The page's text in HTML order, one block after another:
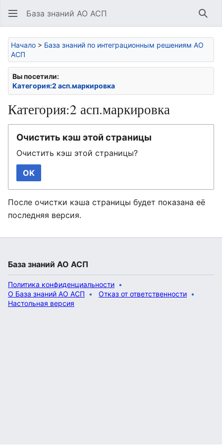
База знаний АО АСП
Начало > База знаний по интеграционным решениям АО
АСП
Вы посетили:
Категория:2 асп.маркировка
Категория:2 асп.маркировка
Очистить кэш этой страницы
Очистить кэш этой страницы?
OK
После очистки кэша страницы будет показана её
последняя версия.
База знаний АО АСП
Политика конфиденциальности
О База знаний АО АСП
Отказ от ответственности
Настольная версия